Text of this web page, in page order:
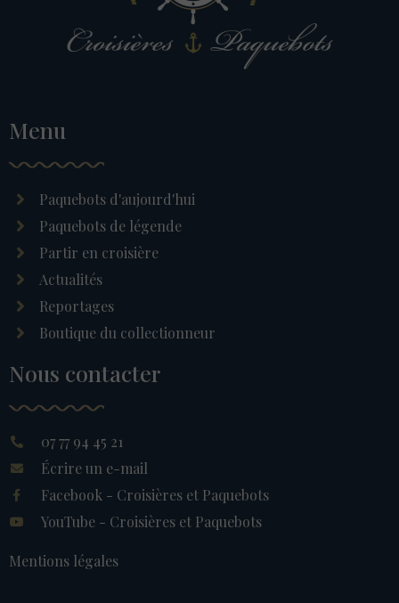
Menu
Paquebots d'aujourd'hui
Paquebots de légende
Partir en croisière
Actualités
Reportages
Boutique du collectionneur
Nous contacter
07 77 94 45 21
Écrire un e-mail
Facebook - Croisières et Paquebots
YouTube - Croisières et Paquebots
Mentions légales